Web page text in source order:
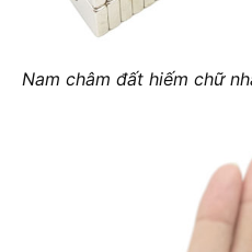
Nam châm đất hiếm chữ